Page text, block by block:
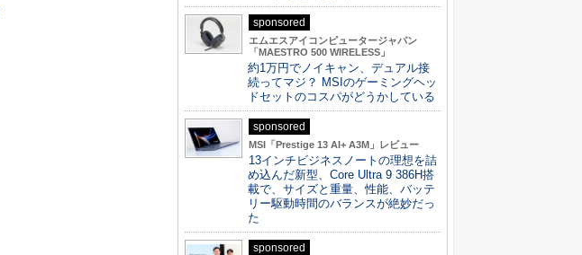
sponsored
エムエスアイコンピュータージャパン
「MAESTRO 500 WIRELESS」
約1万円でノイキャン、デュアル接
続ってマジ？ MSIのゲーミングヘッ
ドセットのコスパがどうかしている
sponsored
MSI「Prestige 13 AI+ A3M」レビュー
13インチビジネスノートの理想を詰
め込んだ新型、Core Ultra 9 386H搭
載で、サイズと重量、性能、バッテ
リー駆動時間のバランスが絶妙だっ
た
sponsored